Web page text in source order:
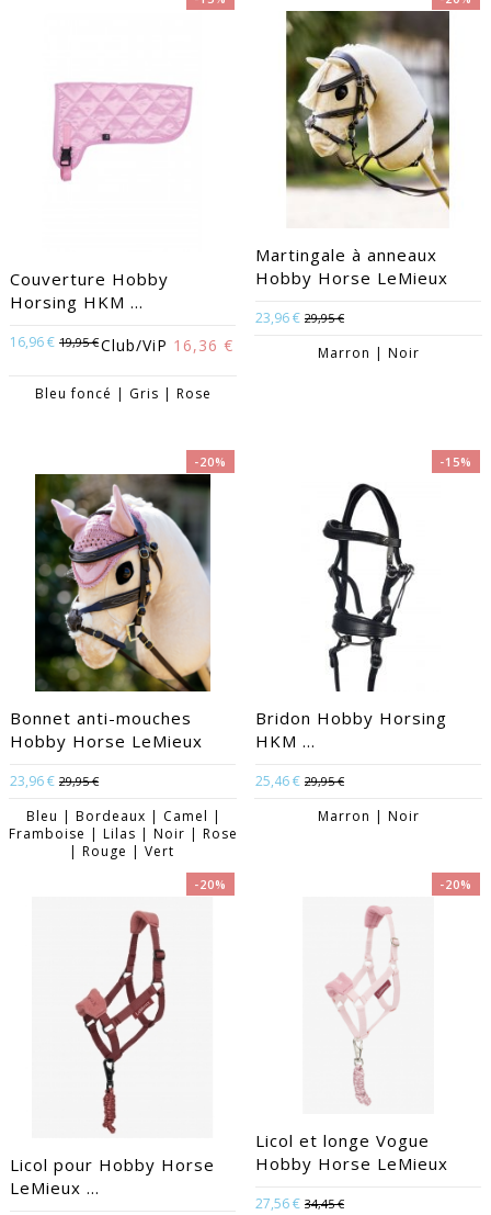
Couverture Hobby
Horsing HKM ...
16,96 € 19,95 €Club/ViP 16,36 €
Bleu foncé | Gris | Rose
Martingale à anneaux
Hobby Horse LeMieux
23,96 € 29,95 €
Marron | Noir
-20%
Bonnet anti-mouches
Hobby Horse LeMieux
23,96 € 29,95 €
Bleu | Bordeaux | Camel |
Framboise | Lilas | Noir | Rose
| Rouge | Vert
-15%
Bridon Hobby Horsing
HKM ...
25,46 € 29,95 €
Marron | Noir
-20%
Licol pour Hobby Horse
LeMieux ...
-20%
Licol et longe Vogue
Hobby Horse LeMieux
27,56 € 34,45 €